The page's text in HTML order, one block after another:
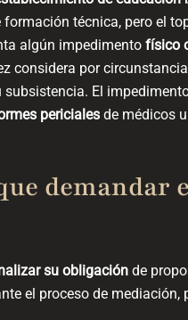
técnica, pero el
algún impedimento físico
considera por
subsistencia. El
periciales de médicos
demandar
su obligación de
el proceso de